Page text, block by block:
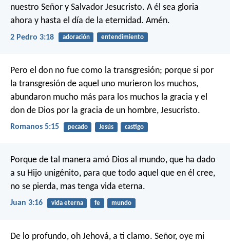
nuestro Señor y Salvador Jesucristo. A él sea gloria
ahora y hasta el día de la eternidad. Amén.
2 Pedro 3:18 adoración entendimiento
Pero el don no fue como la transgresión; porque si por
la transgresión de aquel uno murieron los muchos,
abundaron mucho más para los muchos la gracia y el
don de Dios por la gracia de un hombre, Jesucristo.
Romanos 5:15 pecado Jesús castigo
Porque de tal manera amó Dios al mundo, que ha dado
a su Hijo unigénito, para que todo aquel que en él cree,
no se pierda, mas tenga vida eterna.
Juan 3:16 vida eterna fe mundo
De lo profundo, oh Jehová, a ti clamo. Señor, oye mi